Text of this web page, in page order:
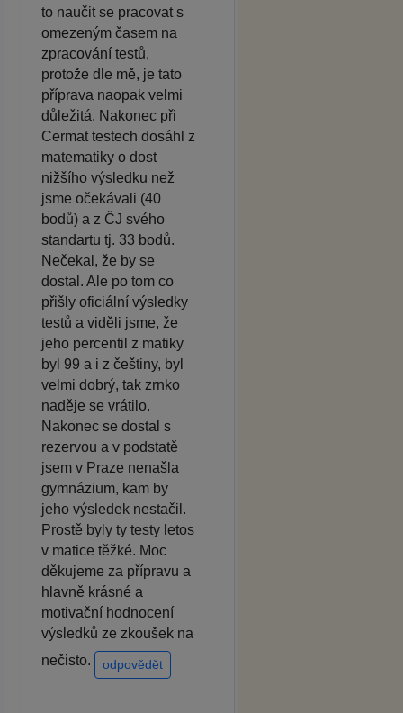
to naučit se pracovat s
omezeným časem na
zpracování testů,
protože dle mě, je tato
příprava naopak velmi
důležitá. Nakonec při
Cermat testech dosáhl z
matematiky o dost
nižšího výsledku než
jsme očekávali (40
bodů) a z ČJ svého
standartu tj. 33 bodů.
Nečekal, že by se
dostal. Ale po tom co
přišly oficiální výsledky
testů a viděli jsme, že
jeho percentil z matiky
byl 99 a i z češtiny, byl
velmi dobrý, tak zrnko
naděje se vrátilo.
Nakonec se dostal s
rezervou a v podstatě
jsem v Praze nenašla
gymnázium, kam by
jeho výsledek nestačil.
Prostě byly ty testy letos
v matice těžké. Moc
děkujeme za přípravu a
hlavně krásné a
motivační hodnocení
výsledků ze zkoušek na
nečisto.
odpovědět